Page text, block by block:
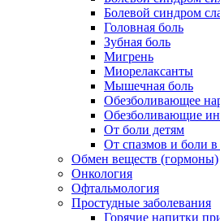
Болевой синдром
Головная боль
Зубная боль
Мигрень
Миорелаксанты
Мышечная боль
Обезболивающее
Обезболивающие
От боли детям
От спазмов и боли
Обмен веществ (гормоны)
Онкология
Офтальмология
Простудные заболевания
Горячие напитки